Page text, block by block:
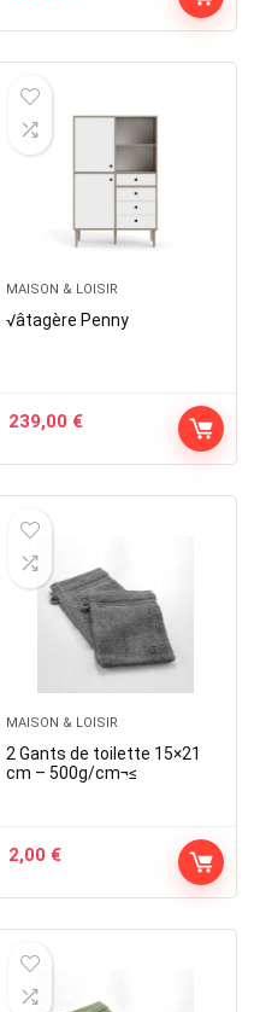
MAISON & LOISIR
√âtagère Penny
239,00 €
MAISON & LOISIR
2 Gants de toilette 15×21
cm – 500g/cm¬≤
2,00 €